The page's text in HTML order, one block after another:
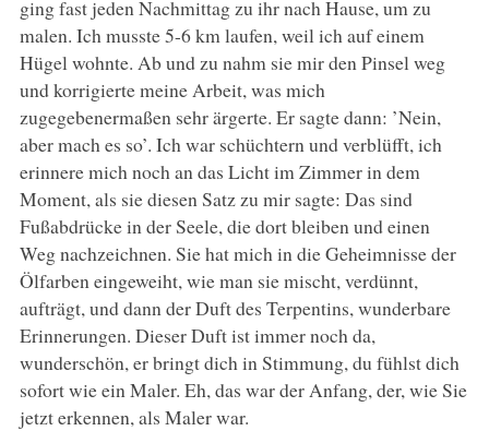
ging fast jeden Nachmittag zu ihr nach Hause, um zu
malen. Ich musste 5-6 km laufen, weil ich auf einem
Hügel wohnte. Ab und zu nahm sie mir den Pinsel weg
und korrigierte meine Arbeit, was mich
zugegebenermaßen sehr ärgerte. Er sagte dann: ’Nein,
aber mach es so’. Ich war schüchtern und verblüfft, ich
erinnere mich noch an das Licht im Zimmer in dem
Moment, als sie diesen Satz zu mir sagte: Das sind
Fußabdrücke in der Seele, die dort bleiben und einen
Weg nachzeichnen. Sie hat mich in die Geheimnisse der
Ölfarben eingeweiht, wie man sie mischt, verdünnt,
aufträgt, und dann der Duft des Terpentins, wunderbare
Erinnerungen. Dieser Duft ist immer noch da,
wunderschön, er bringt dich in Stimmung, du fühlst dich
sofort wie ein Maler. Eh, das war der Anfang, der, wie Sie
jetzt erkennen, als Maler war.